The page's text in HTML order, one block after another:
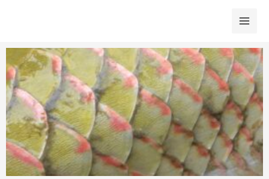
キ
ッ
プ
ー
ジ
ペ
ー
ジ
ペ
ー
ジ
ペ
ー
ジ
ペ
ー
ジ